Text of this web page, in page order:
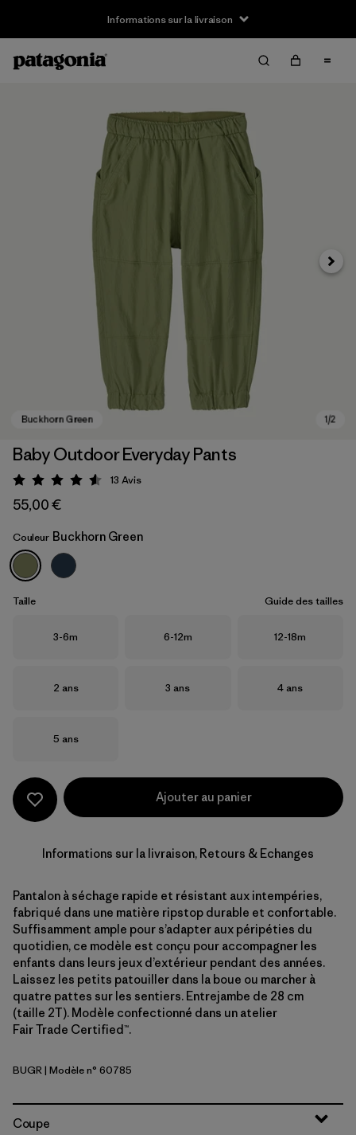
Informations sur la livraison
Buckhorn Green
Baby Outdoor Everyday Pants
Évaluation: 4.5 / 5
13 Avis
55,00 €
Couleur Buckhorn Green
Taille Guide des tailles
Taille
3-6m Taille
6-12m Taille
12-18m
Taille
2 ans Taille
3 ans Taille
4 ans
Taille
5 ans
Ajouter au panier
Informations sur la livraison, Retours & Echanges
Pantalon à séchage rapide et résistant aux intempéries,
fabriqué dans une matière ripstop durable et confortable.
Suffisamment ample pour s’adapter aux péripéties du
quotidien, ce modèle est conçu pour accompagner les
enfants dans leurs jeux d’extérieur pendant des années.
Laissez les petits patouiller dans la boue ou marcher à
quatre pattes sur les sentiers. Entrejambe de 28 cm
(taille 2T). Modèle confectionné dans un atelier
Fair Trade Certified™.
Buckhorn Green
BUGR| Modèle n° 60785
Coupe